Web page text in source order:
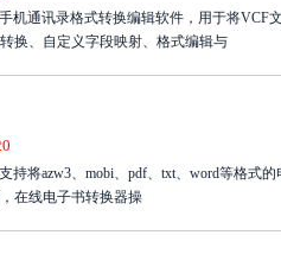
通讯录格式转换编辑软件，用于将VCF
换、自定义字段映射、格式编辑与
将azw3、mobi、pdf、txt、word等格式的
在线电子书转换器操